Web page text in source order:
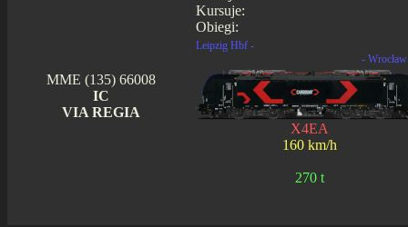
Kursuje:
Obiegi:
MME (135) 66008
IC
VIA REGIA
Leipzig Hbf -
-
X4EA
160 km/h
270 t